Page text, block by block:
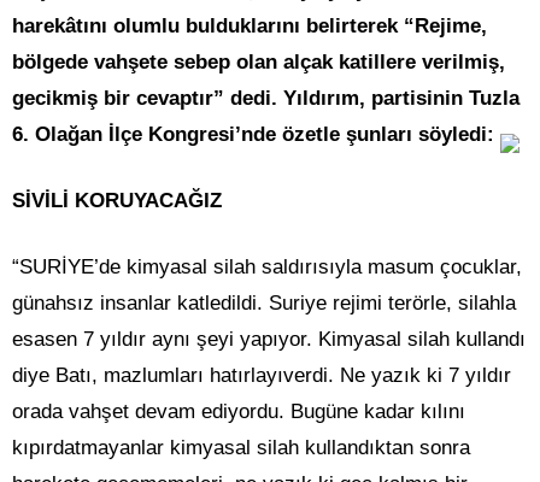
harekâtını olumlu bulduklarını belirterek “Rejime,
bölgede vahşete sebep olan alçak katillere verilmiş,
gecikmiş bir cevaptır” dedi. Yıldırım, partisinin Tuzla
6. Olağan İlçe Kongresi’nde özetle şunları söyledi:
SİVİLİ KORUYACAĞIZ
“SURİYE’de kimyasal silah saldırısıyla masum çocuklar,
günahsız insanlar katledildi. Suriye rejimi terörle, silahla
esasen 7 yıldır aynı şeyi yapıyor. Kimyasal silah kullandı
diye Batı, mazlumları hatırlayıverdi. Ne yazık ki 7 yıldır
orada vahşet devam ediyordu. Bugüne kadar kılını
kıpırdatmayanlar kimyasal silah kullandıktan sonra